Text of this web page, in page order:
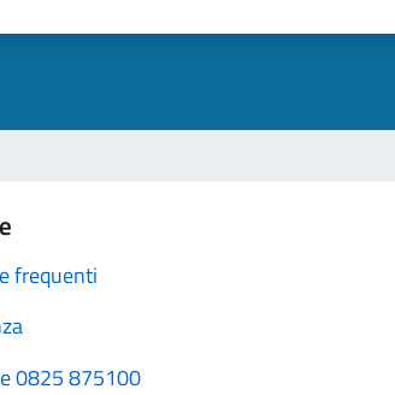
frequenti
0825 875100